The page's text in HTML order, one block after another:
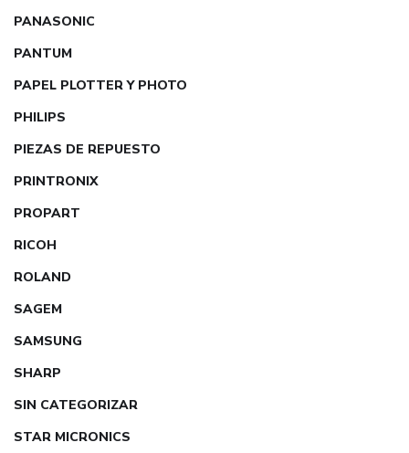
PANASONIC
PANTUM
PAPEL PLOTTER Y PHOTO
PHILIPS
PIEZAS DE REPUESTO
PRINTRONIX
PROPART
RICOH
ROLAND
SAGEM
SAMSUNG
SHARP
SIN CATEGORIZAR
STAR MICRONICS